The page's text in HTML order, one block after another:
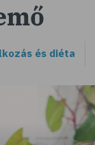
és diéta